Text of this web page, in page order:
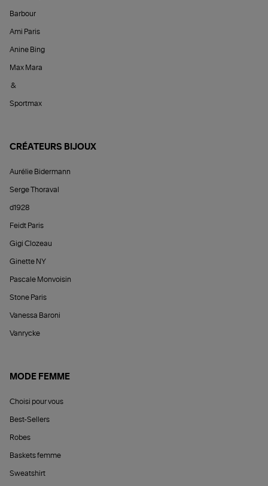
Barbour
Ami Paris
Anine Bing
Max Mara
&
Sportmax
CRÉATEURS BIJOUX
Aurélie Bidermann
Serge Thoraval
d1928
Feidt Paris
Gigi Clozeau
Ginette NY
Pascale Monvoisin
Stone Paris
Vanessa Baroni
Vanrycke
MODE FEMME
Choisi pour vous
Best-Sellers
Robes
Baskets femme
Sweatshirt